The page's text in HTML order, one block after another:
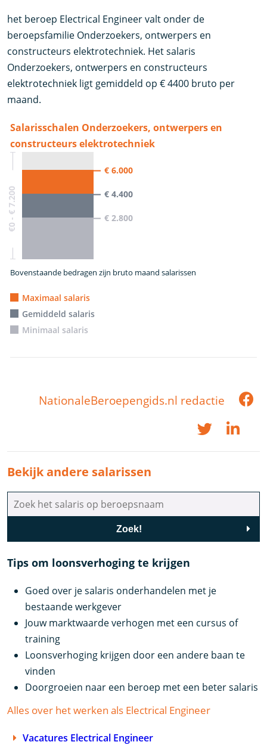
het beroep Electrical Engineer valt onder de
beroepsfamilie Onderzoekers, ontwerpers en
constructeurs elektrotechniek. Het salaris
Onderzoekers, ontwerpers en constructeurs
elektrotechniek ligt gemiddeld op € 4400 bruto per
maand.
Salarisschalen Onderzoekers, ontwerpers en
constructeurs elektrotechniek
€0 - € 7.200
€ 6.000
€ 4.400
€ 2.800
Bovenstaande bedragen zijn bruto maand salarissen
Maximaal salaris
Gemiddeld salaris
Minimaal salaris
NationaleBeroepengids.nl redactie
Bekijk andere salarissen
Zoek!
Tips om loonsverhoging te krijgen
Goed over je salaris onderhandelen met je
bestaande werkgever
Jouw marktwaarde verhogen met een cursus of
training
Loonsverhoging krijgen door een andere baan te
vinden
Doorgroeien naar een beroep met een beter salaris
Alles over het werken als Electrical Engineer
Vacatures Electrical Engineer